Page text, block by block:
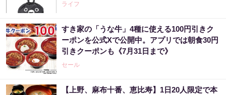
ライフ
すき家の「うな牛」4種に使える100円引きク
ーポンを公式Xで公開中。アプリでは朝食30円
引きクーポンも《7月31日まで》
セール
【上野、麻布十番、恵比寿】1日20人限定で本